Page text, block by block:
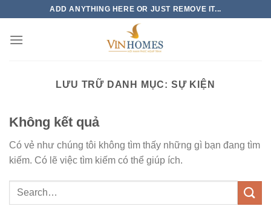
nội
ADD ANYTHING HERE OR JUST REMOVE IT...
LƯU TRỮ DANH MỤC: SỰ KIỆN
Không kết quả
Có vẻ như chúng tôi không tìm thấy những gì bạn đang tìm
kiếm. Có lẽ việc tìm kiếm có thể giúp ích.